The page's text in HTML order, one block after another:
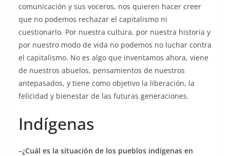
comunicación y sus voceros, nos quieren hacer creer
que no podemos rechazar el capitalismo ni
cuestionarlo. Por nuestra cultura, por nuestra historia y
por nuestro modo de vida no podemos no luchar contra
el capitalismo. No es algo que inventamos ahora, viene
de nuestros abuelos, pensamientos de nuestros
antepasados, y tiene como objetivo la liberación, la
felicidad y bienestar de las futuras generaciones.
Indígenas
–¿Cuál es la situación de los pueblos indígenas en